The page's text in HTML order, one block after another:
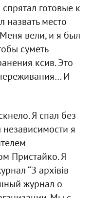
готовые к
назвать место
вели, и я был
суметь
ксив. Это
И
Я спал без
я
Пристайко. Я
“З архівів
журнал о